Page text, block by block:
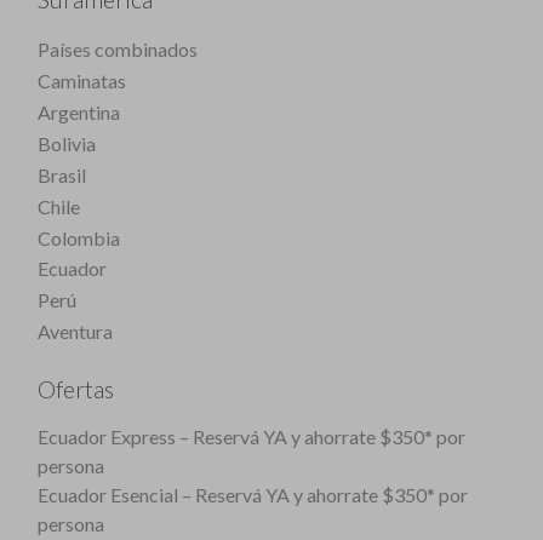
Países combinados
Caminatas
Argentina
Bolivia
Brasil
Chile
Colombia
Ecuador
Perú
Aventura
Ofertas
Ecuador Express – Reservá YA y ahorrate $350* por
persona
Ecuador Esencial – Reservá YA y ahorrate $350* por
persona